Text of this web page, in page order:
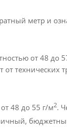
метр и
от 48 до
от
48 до 55 г/м2.